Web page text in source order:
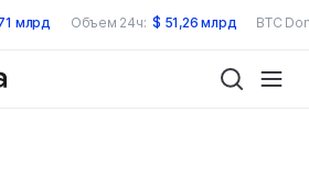
млрд Объем 24ч: $ 51,26 млрд BTC